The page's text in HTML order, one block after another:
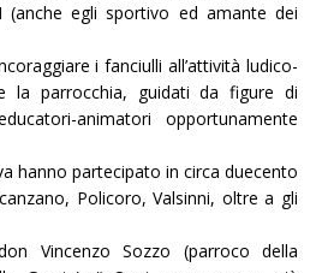
(anche egli sportivo ed amante dei
i fanciulli all’attività ludico-
la parrocchia, guidati da figure di
animatori opportunamente
hanno partecipato in circa duecento
Policoro, Valsinni, oltre a gli
Vincenzo Sozzo (parroco della